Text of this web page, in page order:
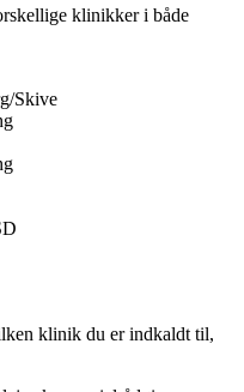
klinikker i både
Skive
klinik du er indkaldt til,